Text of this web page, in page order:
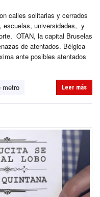
calles solitarias y cerrados
universidades, y
OTAN, la capital Bruselas
de atentados. Bélgica
ante posibles atentados
metro Leer más